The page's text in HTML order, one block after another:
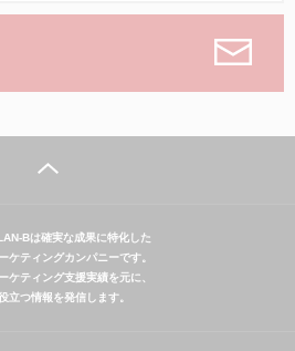
Bは確実な成果に特化した
ケティングカンパニーです。
ケティング支援実績を元に、
立つ情報を発信します。